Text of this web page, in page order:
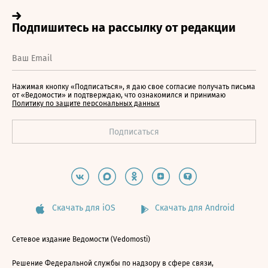
Нажимая кнопку «Подписаться», я даю свое согласие получать письма
от «Ведомости» и подтверждаю, что ознакомился и принимаю
Политику по защите персональных данных
Скачать для iOS Скачать для Android
Сетевое издание Ведомости (Vedomosti)
Решение Федеральной службы по надзору в сфере связи,